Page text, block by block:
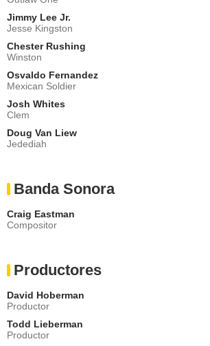
Jimmy Lee Jr.
Jesse Kingston
Chester Rushing
Winston
Osvaldo Fernandez
Mexican Soldier
Josh Whites
Clem
Doug Van Liew
Jedediah
Banda Sonora
Craig Eastman
Compositor
Productores
David Hoberman
Productor
Todd Lieberman
Productor